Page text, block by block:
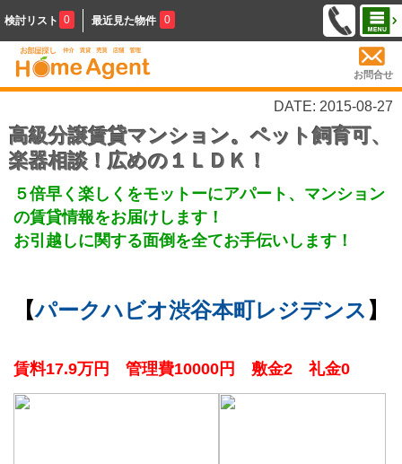
検討リスト 0 最近見た物件 0
お問合せ
DATE: 2015-08-27
高級分譲賃貸マンション。ペット飼育可、
楽器相談！広めの１ＬＤＫ！
５倍早く楽しくをモットーにアパート、マンション
の賃貸情報をお届けします！
お引越しに関する面倒を全てお手伝いします！
【パークハビオ渋谷本町レジデンス 】
賃料17.9万円 管理費10000円 敷金2 礼金0